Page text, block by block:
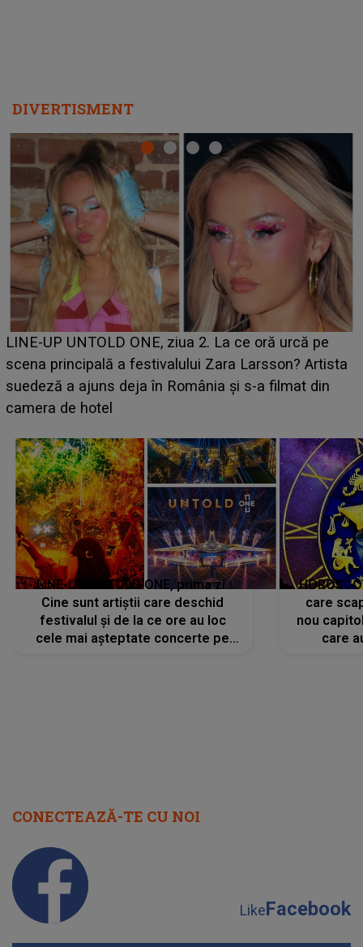
DIVERTISMENT
Ce a dezvăluit noua concurentă din "Casa Iubirii" l-a
luat prin surprindere pe Emanuel. CINE ESTE
BĂIATUL VIZAT de Alexandra?! Aflându-se în fața
faptului împlinit, A RECUNOSCUT IMEDIAT: "Am
LINE-UP UNTOLD ONE, prima zi.
Cine sunt artiștii care deschid
festivalul și de la ce ore au loc
cele mai așteptate concerte pe
care
nou
care
CONECTEAZĂ-TE CU NOI
LikeFacebook